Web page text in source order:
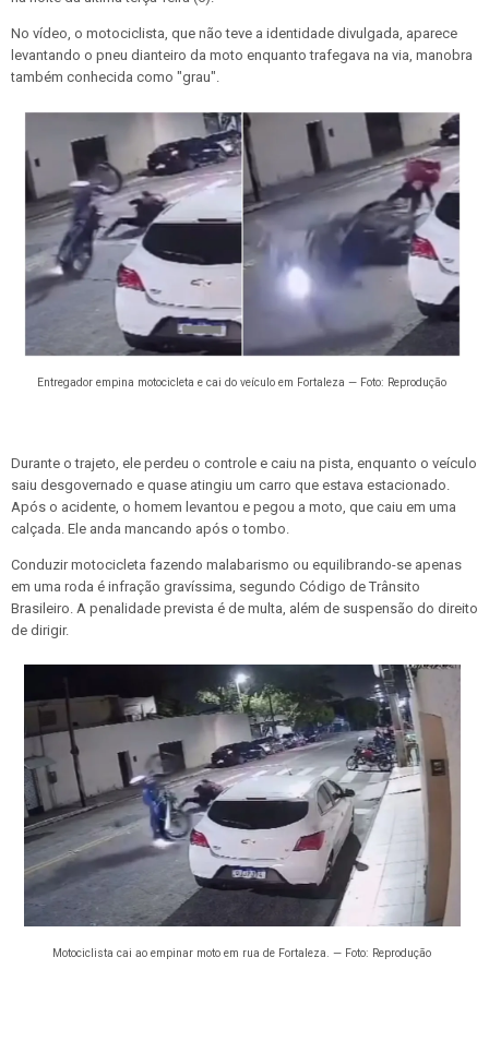
No vídeo, o motociclista, que não teve a identidade divulgada, aparece
levantando o pneu dianteiro da moto enquanto trafegava na via, manobra
também conhecida como "grau".
Entregador empina motocicleta e cai do veículo em Fortaleza — Foto: Reprodução
Durante o trajeto, ele perdeu o controle e caiu na pista, enquanto o veículo
saiu desgovernado e quase atingiu um carro que estava estacionado.
Após o acidente, o homem levantou e pegou a moto, que caiu em uma
calçada. Ele anda mancando após o tombo.
Conduzir motocicleta fazendo malabarismo ou equilibrando-se apenas
em uma roda é infração gravíssima , segundo Código de Trânsito
Brasileiro. A penalidade prevista é de multa, além de suspensão do direito
de dirigir.
Motociclista cai ao empinar moto em rua de Fortaleza. — Foto: Reprodução